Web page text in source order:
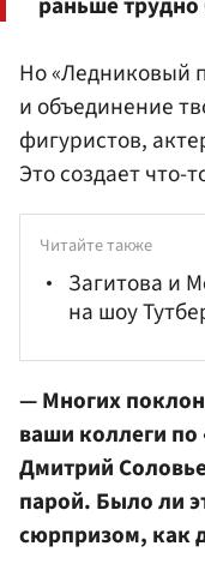
Но «Ледниковый
и объединение
фигуристов,
Это создает что-
Читайте также
Загитова и
на шоу
— Многих
ваши коллеги
Дмитрий
парой. Было ли
сюрпризом, как